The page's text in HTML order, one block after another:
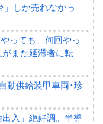
」しか売れなかっ
っても、何回やっ
また延滞者に転
動供給装甲車両･珍
入」絶好調。半導